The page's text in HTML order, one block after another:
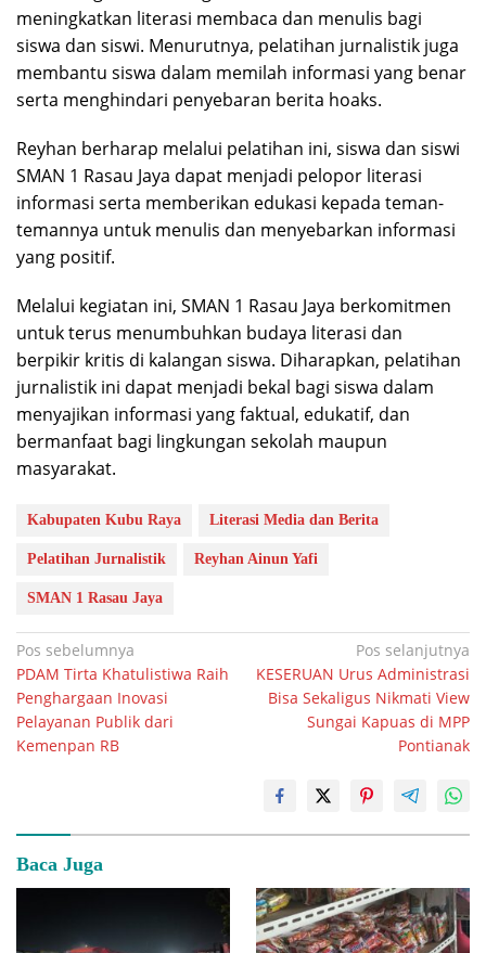
meningkatkan literasi membaca dan menulis bagi
siswa dan siswi. Menurutnya, pelatihan jurnalistik juga
membantu siswa dalam memilah informasi yang benar
serta menghindari penyebaran berita hoaks.
Reyhan berharap melalui pelatihan ini, siswa dan siswi
SMAN 1 Rasau Jaya dapat menjadi pelopor literasi
informasi serta memberikan edukasi kepada teman-
temannya untuk menulis dan menyebarkan informasi
yang positif.
Melalui kegiatan ini, SMAN 1 Rasau Jaya berkomitmen
untuk terus menumbuhkan budaya literasi dan
berpikir kritis di kalangan siswa. Diharapkan, pelatihan
jurnalistik ini dapat menjadi bekal bagi siswa dalam
menyajikan informasi yang faktual, edukatif, dan
bermanfaat bagi lingkungan sekolah maupun
masyarakat.
Kabupaten Kubu Raya Literasi Media dan Berita
Pelatihan Jurnalistik Reyhan Ainun Yafi
SMAN 1 Rasau Jaya
Navigasi
pos
Pos sebelumnya
PDAM Tirta Khatulistiwa Raih
Penghargaan Inovasi
Pelayanan Publik dari
Kemenpan RB
Pos selanjutnya
KESERUAN Urus Administrasi
Bisa Sekaligus Nikmati View
Sungai Kapuas di MPP
Pontianak
Baca Juga